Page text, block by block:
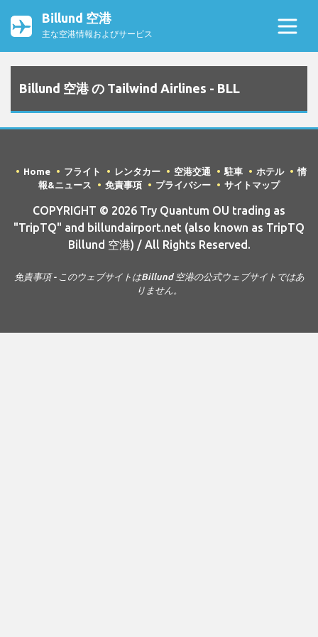
Billund 空港
主な空港情報およびサービス
Billund 空港 の Tailwind Airlines - BLL
Home フライト レンタカー 空港交通 駐車 ホテル
情
報&ニュース
免責事項 プライバシー サイトマップ
COPYRIGHT © 2026 Try Quantum OU trading as
"TripTQ" and billundairport.net (also known as TripTQ
Billund 空港) / All Rights Reserved.
免責事項 - このウェブサイトはBillund 空港の公式ウェブサイトではあ
りません。